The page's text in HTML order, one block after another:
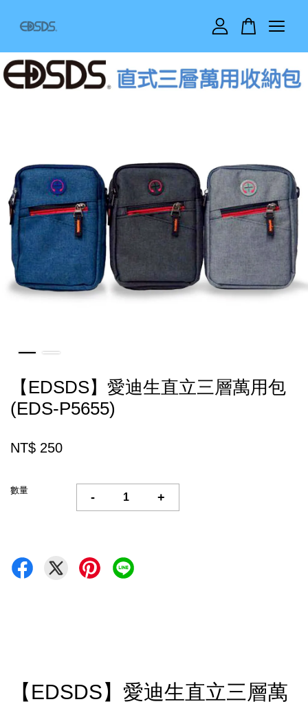
【EDSDS】愛迪生直立三層萬用包
(EDS-P5655)
NT$ 250
數量
- +
【EDSDS】愛迪生直立三層萬
您的購物車目前還是空的。